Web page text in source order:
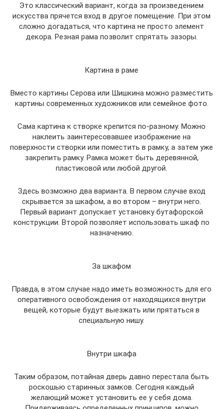
Это классический вариант, когда за произведением
искусства прячется вход в другое помещение. При этом
сложно догадаться, что картина не просто элемент
декора. Резная рама позволит спрятать зазоры.
Картина в раме
Вместо картины Серова или Шишкина можно разместить
картины современных художников или семейное фото.
Сама картина к створке крепится по-разному. Можно
наклеить заинтересовавшее изображение на
поверхности створки или поместить в рамку, а затем уже
закрепить рамку. Рамка может быть деревянной,
пластиковой или любой другой.
Здесь возможно два варианта. В первом случае вход
скрывается за шкафом, а во втором – внутри него.
Первый вариант допускает установку бутафорской
конструкции. Второй позволяет использовать шкаф по
назначению.
За шкафом
Правда, в этом случае надо иметь возможность для его
оперативного освобождения от находящихся внутри
вещей, которые будут выезжать или прятаться в
специальную нишу.
Внутри шкафа
Таким образом, потайная дверь давно перестала быть
роскошью старинных замков. Сегодня каждый
желающий может установить ее у себя дома.